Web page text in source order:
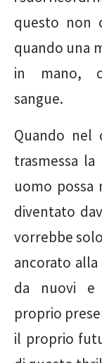
questo non
quando una
in mano,
sangue.
Quando nel
trasmessa
uomo possa
diventato
vorrebbe
ancorato
da nuovi e
proprio
il proprio